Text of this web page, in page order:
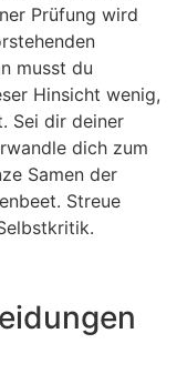
Prüfung wird
musst du
Hinsicht wenig,
Sei dir deiner
dich zum
Samen der
Streue